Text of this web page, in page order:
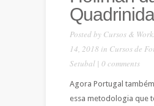
Posted by Cursos &
14, 2018 in Cursos de
Setubal| 0 comments
Agora Portugal
essa metodologia que